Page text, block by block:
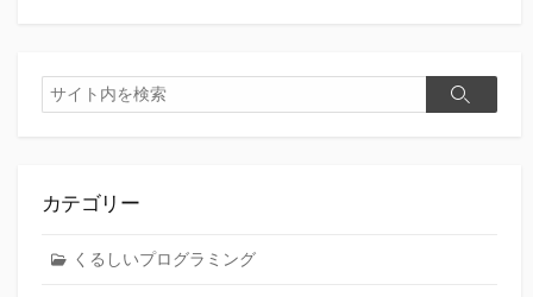
検
索
検
カテゴリー
くるしいプログラミング